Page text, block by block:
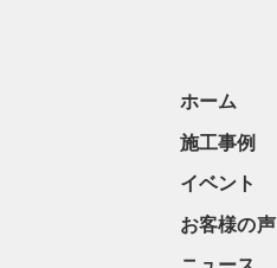
ホーム
施工事例
イベント
お客様の声